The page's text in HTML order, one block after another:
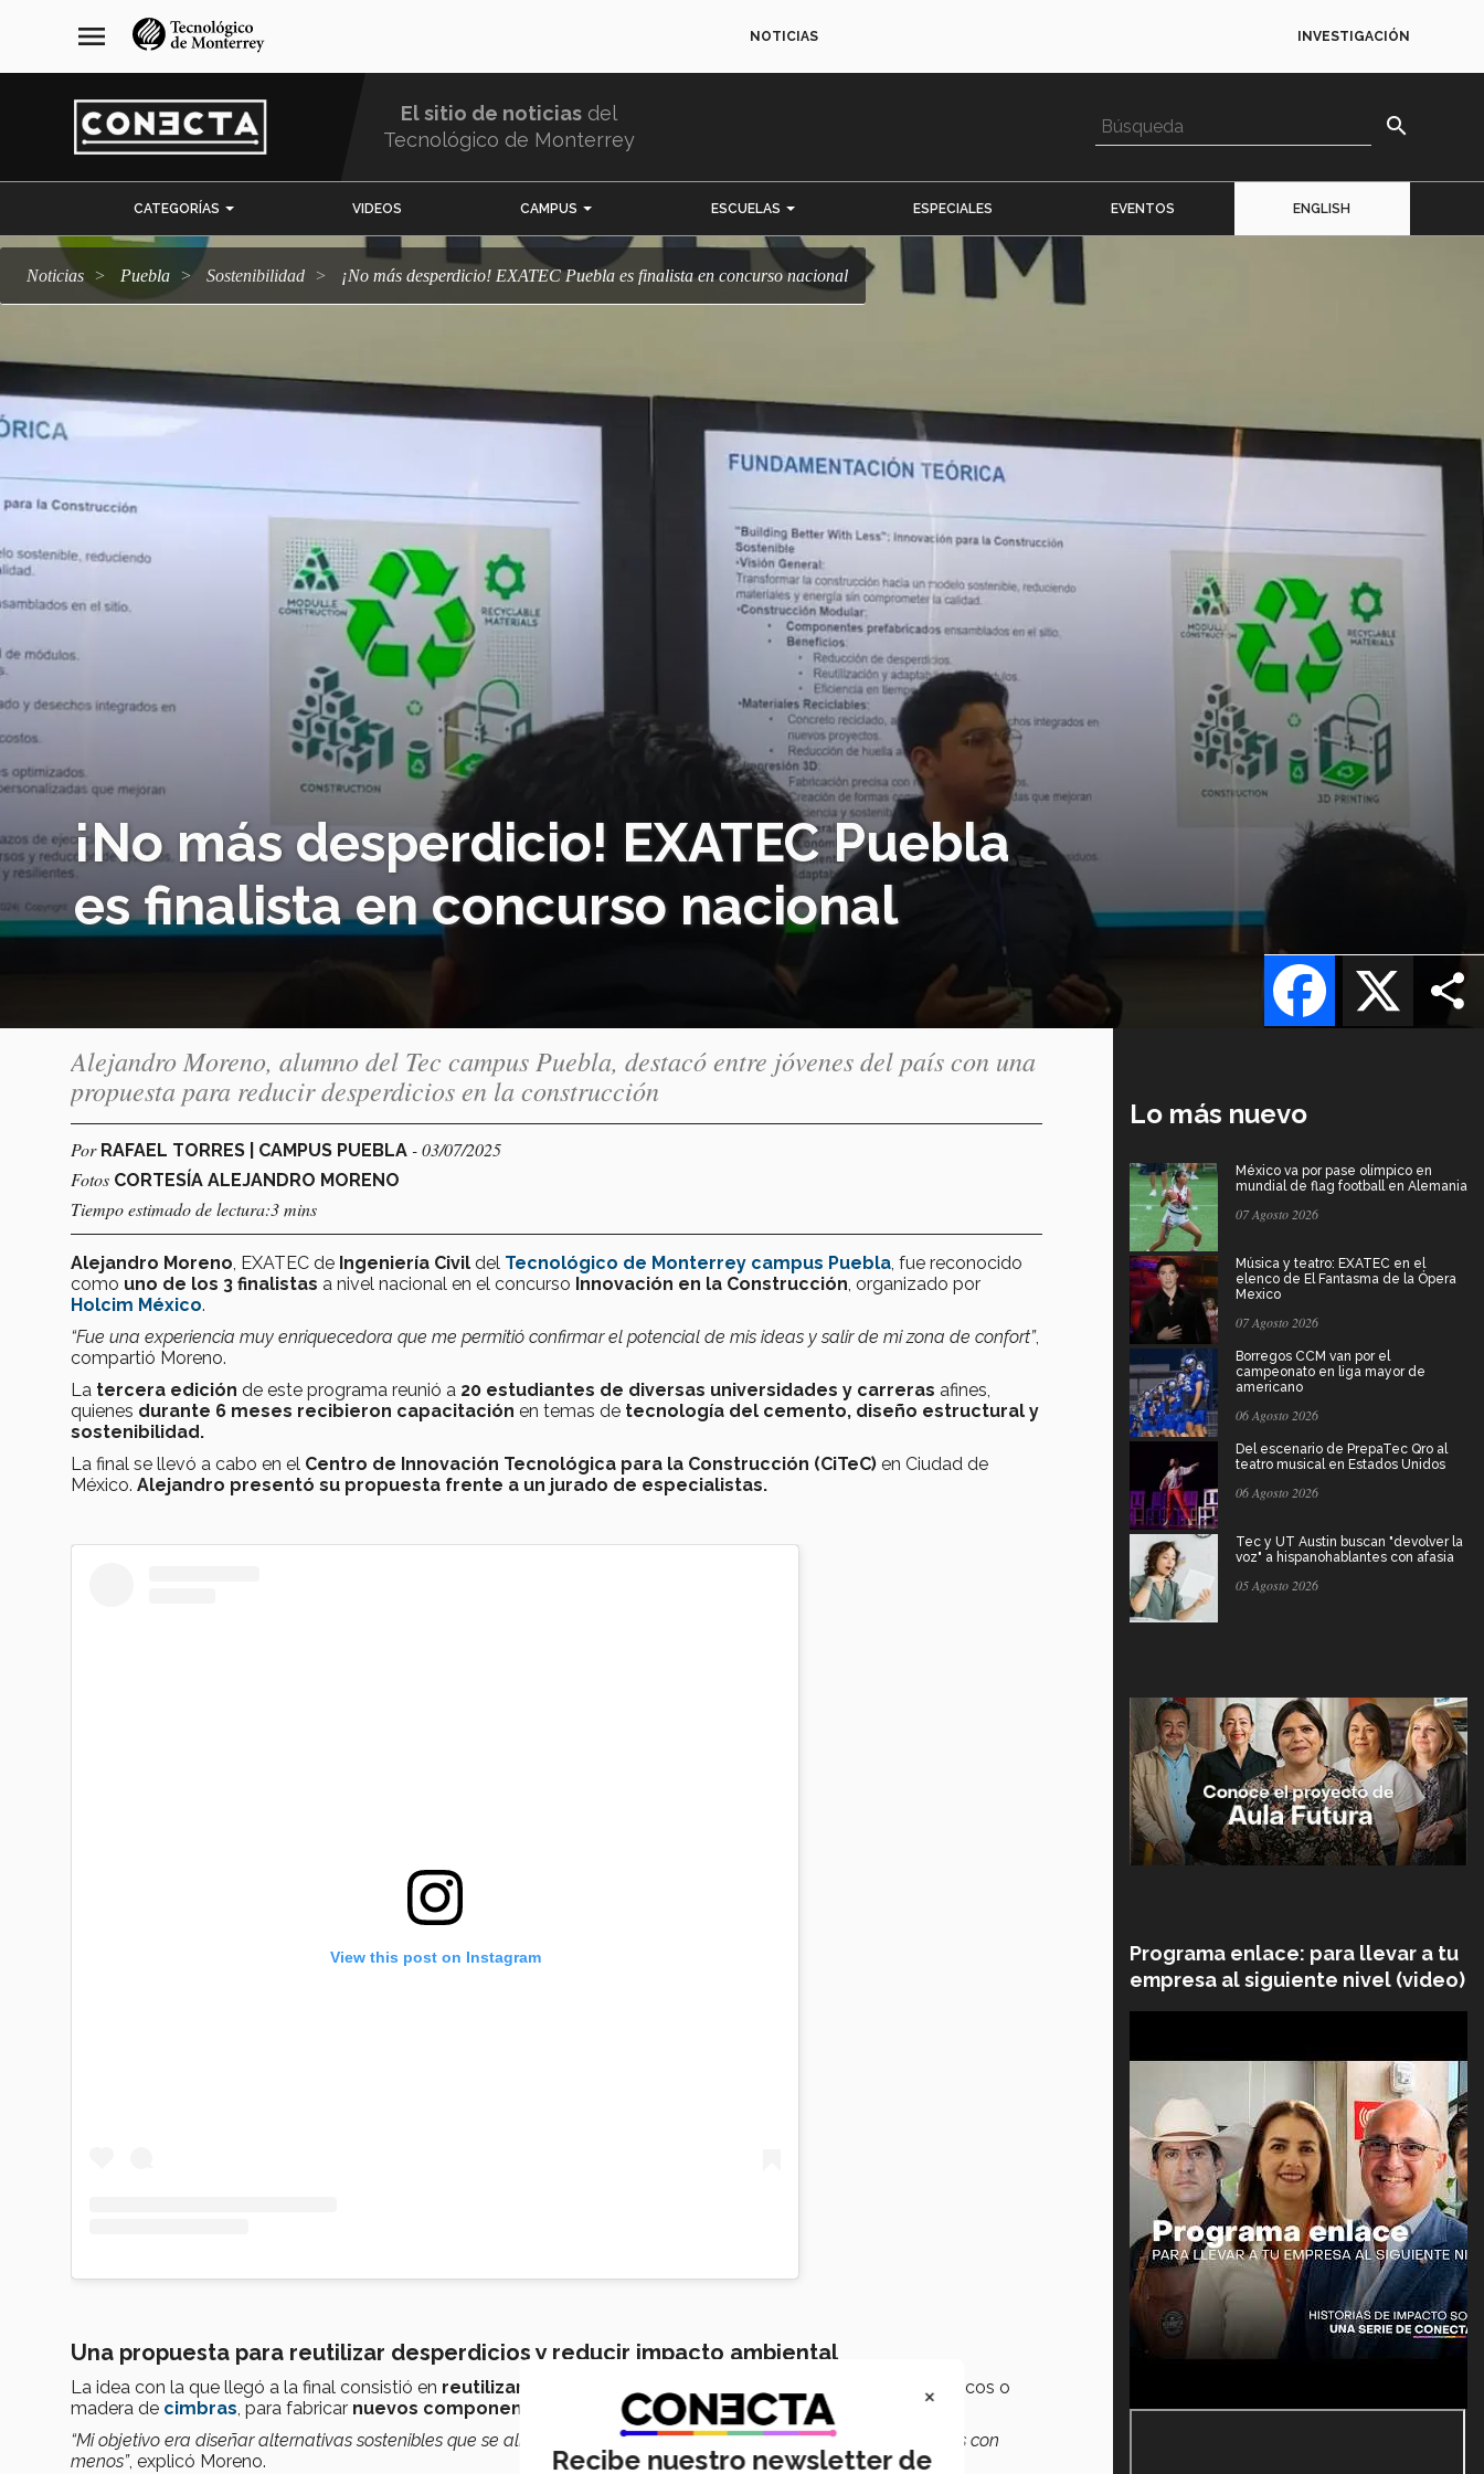
navegación
principal
menu NOTICIAS INVESTIGACIÓN
El sitio de noticias del
Tecnológico de Monterrey
search
CATEGORÍAS VIDEOS CAMPUS ESCUELAS ESPECIALES EVENTOS ENGLISH
Noticias Puebla sostenibilidad ¡No más desperdicio! EXATEC Puebla es finalista en concurso nacional
¡No más desperdicio! EXATEC Puebla
es finalista en concurso nacional
X
Facebook
Alejandro Moreno, alumno del Tec campus Puebla, destacó entre jóvenes del país con una
propuesta para reducir desperdicios en la construcción
Por RAFAEL TORRES | CAMPUS PUEBLA - 03/07/2025
Fotos CORTESÍA ALEJANDRO MORENO
Tiempo estimado de lectura:3 mins
Alejandro Moreno , EXATEC de Ingeniería Civil del Tecnológico de Monterrey campus Puebla , fue reconocido
como uno de los 3 finalistas a nivel nacional en el concurso Innovación en la Construcción , organizado por
Holcim México.
“Fue una experiencia muy enriquecedora que me permitió confirmar el potencial de mis ideas y salir de mi zona de confort”,
compartió Moreno.
La tercera edición de este programa reunió a 20 estudiantes de diversas universidades y carreras afines,
quienes durante 6 meses recibieron capacitación en temas de tecnología del cemento, diseño estructural y
sostenibilidad.
La final se llevó a cabo en el Centro de Innovación Tecnológica para la Construcción (CiTeC) en Ciudad de
México. Alejandro presentó su propuesta frente a un jurado de especialistas.
View this post on Instagram
Una propuesta para reutilizar desperdicios y reducir impacto ambiental
La idea con la que llegó a la final consistió en reutilizar materiales desperdiciados en obras
, como plásticos o
madera de cimbras , para fabricar nuevos componentes
de uso constructivo.
“Mi objetivo era diseñar alternativas sostenibles que se alinearan con filosofías de la empresa, como construir más con
menos”, explicó Moreno.
Lo más nuevo
México va por pase olímpico en
mundial de flag football en Alemania
07 Agosto 2026
Música y teatro: EXATEC en el
elenco de El Fantasma de la Ópera
Mexico
07 Agosto 2026
Borregos CCM van por el
campeonato en liga mayor de
americano
06 Agosto 2026
Del escenario de PrepaTec Qro al
teatro musical en Estados Unidos
06 Agosto 2026
Tec y UT Austin buscan "devolver la
voz" a hispanohablantes con afasia
05 Agosto 2026
Programa enlace: para llevar a tu
empresa al siguiente nivel (video)
×
Recibe nuestro newsletter de